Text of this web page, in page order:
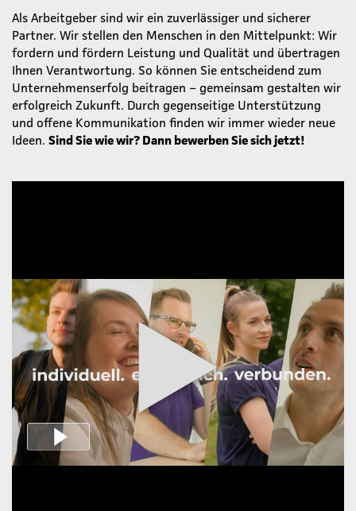
Als Arbeitgeber sind wir ein zuverlässiger und sicherer
Partner. Wir stellen den Menschen in den Mittelpunkt: Wir
fordern und fördern Leistung und Qualität und übertragen
Ihnen Verantwortung. So können Sie entscheidend zum
Unternehmenserfolg beitragen – gemeinsam gestalten wir
erfolgreich Zukunft. Durch gegenseitige Unterstützung
und offene Kommunikation finden wir immer wieder neue
Ideen. Sind Sie wie wir? Dann bewerben Sie sich jetzt!